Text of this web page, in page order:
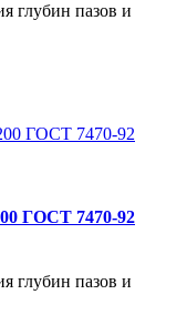
глубин пазов и
ГОСТ 7470-92
глубин пазов и